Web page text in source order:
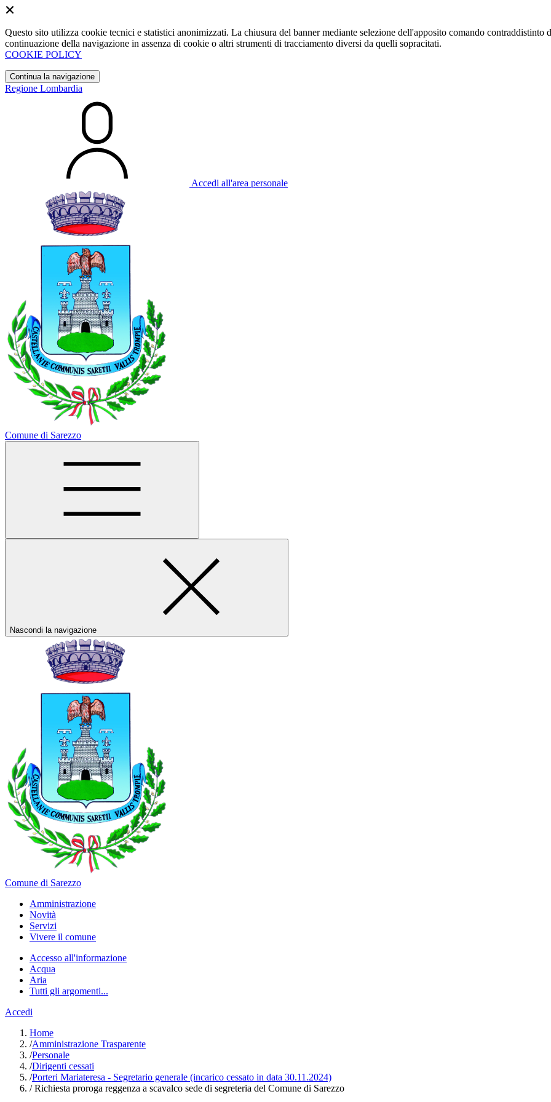
Questo sito utilizza cookie tecnici e statistici anonimizzati. La chiusura del banner mediante selezione dell'apposito comando
continuazione della navigazione in assenza di cookie o altri strumenti di tracciamento diversi da quelli sopracitati.
COOKIE POLICY
Continua la navigazione
Regione Lombardia
Accedi all'area personale
Comune di Sarezzo
Nascondi la navigazione
Comune di Sarezzo
Amministrazione
Novità
Servizi
Vivere il comune
Accesso all'informazione
Acqua
Aria
Tutti gli argomenti...
Accedi
Home
/Amministrazione Trasparente
/Personale
/Dirigenti cessati
/Porteri Mariateresa - Segretario generale (incarico cessato in data 30.11.2024)
/Richiesta proroga reggenza a scavalco sede di segreteria del Comune di Sarezzo